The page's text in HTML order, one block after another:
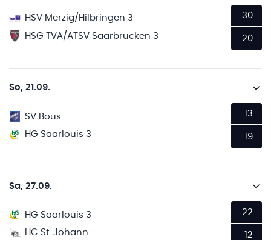
HSV Merzig/Hilbringen 3
HSG TVA/ATSV Saarbrücken 3
30
20
So, 21.09.
SV Bous
HG Saarlouis 3
13
19
Sa, 27.09.
HG Saarlouis 3
HC St. Johann
22
12